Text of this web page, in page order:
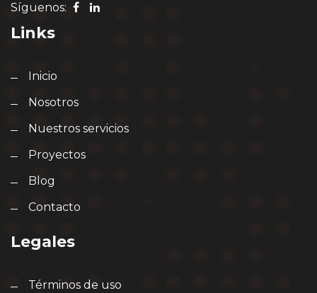
Síguenos:
Links
Inicio
Nosotros
Nuestros servicios
Proyectos
Blog
Contacto
Legales
Términos de uso